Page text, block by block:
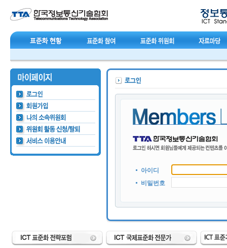
아이디
비밀번호